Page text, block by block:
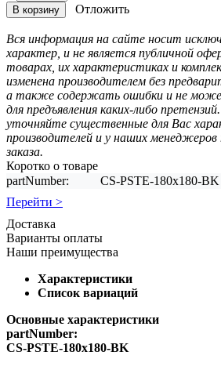
В корзину Отложить
Вся информация на сайте носит
характер, и не является публичной
товарах, их характеристиках и
изменена производителем без
а также содержать ошибки и не
для предъявления каких-либо
уточняйте существенные для Вас
производителей и у наших
заказа.
Коротко о товаре
partNumber:
CS-PSTE-180x180-BK
Перейти >
Доставка
Варианты оплаты
Наши преимущества
Характеристики
Список вариаций
Основные характеристики
partNumber:
CS-PSTE-180x180-BK